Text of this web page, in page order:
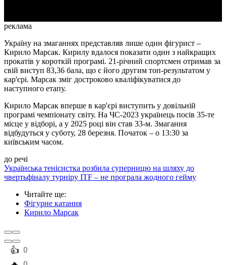
реклама
Україну на змаганнях представляв лише один фігурист –
Кирило Марсак. Кирилу вдалося показати один з найкращих
прокатів у короткій програмі. 21-річний спортсмен отримав за
свій виступ 83,36 бала, що є його другим топ-результатом у
кар'єрі. Марсак зміг достроково кваліфікуватися до
наступного етапу.
Кирило Марсак вперше в кар'єрі виступить у довільній
програмі чемпіонату світу. На ЧС-2023 українець посів 35-те
місце у відборі, а у 2025 році він став 33-м. Змагання
відбудуться у суботу, 28 березня. Початок – о 13:30 за
київським часом.
до речі
Українська тенісистка розбила суперницю на шляху до
чвертьфіналу турніру ITF – не програла жодного гейму
Читайте ще:
Фігурне катання
Кирило Марсак
️👍 0